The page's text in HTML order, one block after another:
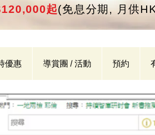
起(免息分期, 月供
優惠 導賞團 / 活動 預約